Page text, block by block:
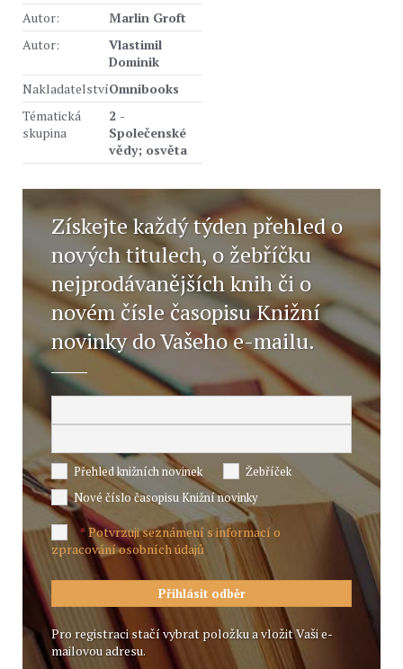
Autor:
Marlin Groft
Autor:
Vlastimil
Dominik
NakladatelstvíOmnibooks
Tématická
skupina
2 -
Společenské
vědy; osvěta
Získejte každý týden přehled o
nových titulech, o žebříčku
nejprodávanějších knih či o
novém čísle časopisu Knižní
novinky do Vašeho e-mailu.
Přehled knižních novinek
Žebříček
Nové číslo časopisu Knižní novinky
*Potvrzuji seznámení s informací o
zpracování osobních údajů
Pro registraci stačí vybrat položku a vložit Vaši e-
mailovou adresu.